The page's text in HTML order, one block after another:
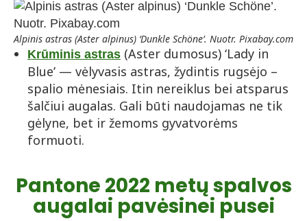
Alpinis astras (Aster alpinus) ‘Dunkle Schöne’. Nuotr. Pixabay.com
Krūminis astras (Aster dumosus) ‘Lady in
Blue’ — vėlyvasis astras, žydintis rugsėjo –
spalio mėnesiais. Itin nereiklus bei atsparus
šalčiui augalas. Gali būti naudojamas ne tik
gėlyne, bet ir žemoms gyvatvorėms
formuoti.
Pantone 2022 metų spalvos
augalai pavėsinei pusei